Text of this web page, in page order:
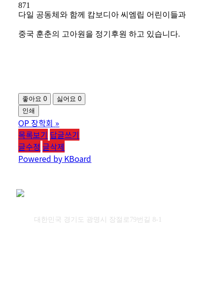
871
다일 공동체와 함께 캄보디아 씨엠립 어린이들과
중국 훈춘의 고아원을 정기후원 하고 있습니다.
좋아요0 싫어요0
인쇄
OP 장학회 »
목록보기 답글쓰기
글수정 글삭제
Powered by KBoard
대한민국 경기도 광명시 장절로79번길 8-1